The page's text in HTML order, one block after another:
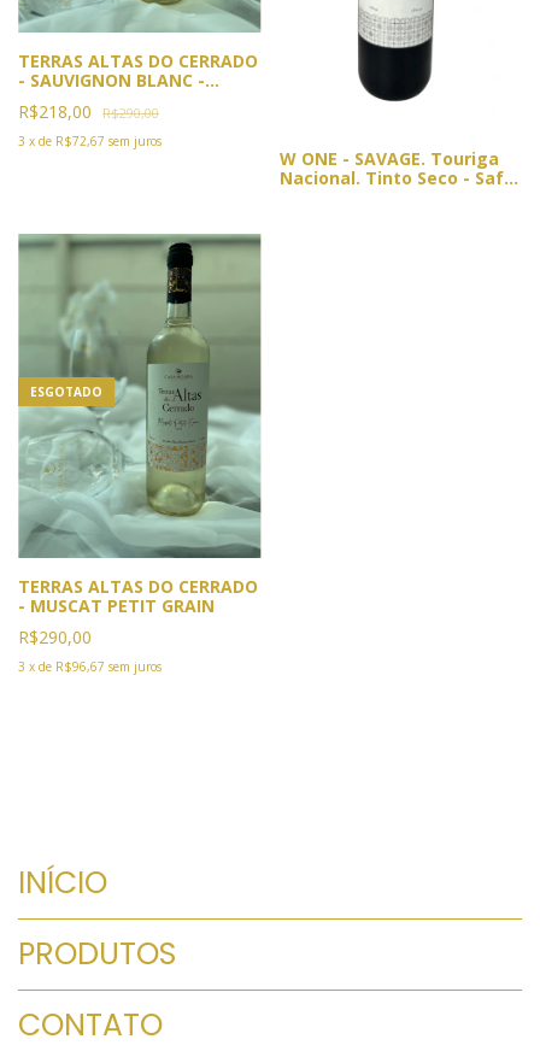
TERRAS ALTAS DO CERRADO
- SAUVIGNON BLANC -
SAFRA 2022
R$218,00 R$290,00
3 x de R$72,67 sem juros
W ONE - SAVAGE. Touriga
Nacional. Tinto Seco - Safra
ESGOTADO
TERRAS ALTAS DO CERRADO
- MUSCAT PETIT GRAIN
R$290,00
3 x de R$96,67 sem juros
INÍCIO
PRODUTOS
CONTATO